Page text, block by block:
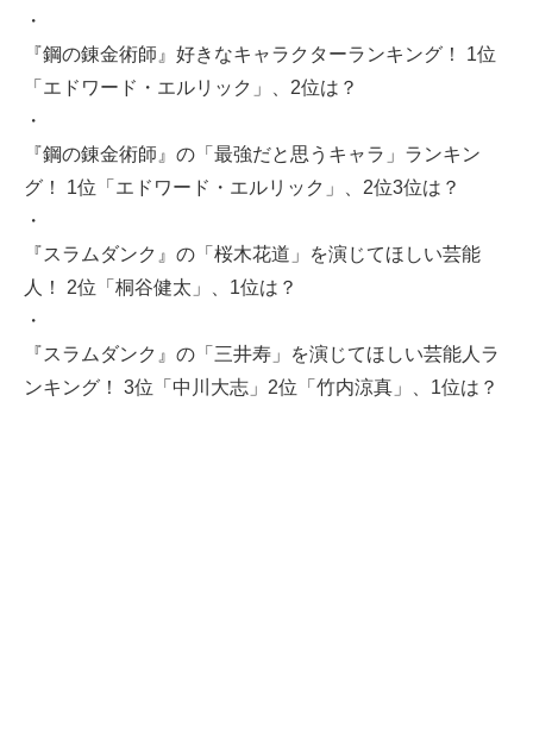
・
『鋼の錬金術師』好きなキャラクターランキング！ 1位
「エドワード・エルリック」、2位は？
・
『鋼の錬金術師』の「最強だと思うキャラ」ランキン
グ！ 1位「エドワード・エルリック」、2位3位は？
・
『スラムダンク』の「桜木花道」を演じてほしい芸能
人！ 2位「桐谷健太」、1位は？
・
『スラムダンク』の「三井寿」を演じてほしい芸能人ラ
ンキング！ 3位「中川大志」2位「竹内涼真」、1位は？